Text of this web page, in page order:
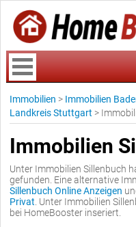
Immobilien > Immobilien
Landkreis Stuttgart >
Immobilien
Unter Immobilien Sillenbuch
gefunden. Eine alternative
Sillenbuch Online Anzeigen
Privat . Unter Immobilien
bei HomeBooster inseriert.